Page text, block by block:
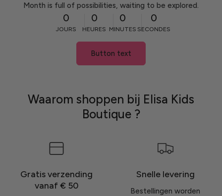
Month is full of possibilities, waiting to be explored.
0
JOURS
0
HEURES
0
MINUTES
0
SECONDES
Button text
Waarom shoppen bij Elisa Kids
Boutique ?
Gratis verzending
vanaf € 50
Snelle levering
Bestellingen worden